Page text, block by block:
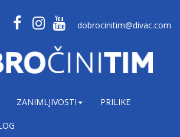
dobrocinitim@divac.com
ZANIMLJIVOSTI PRILIKE